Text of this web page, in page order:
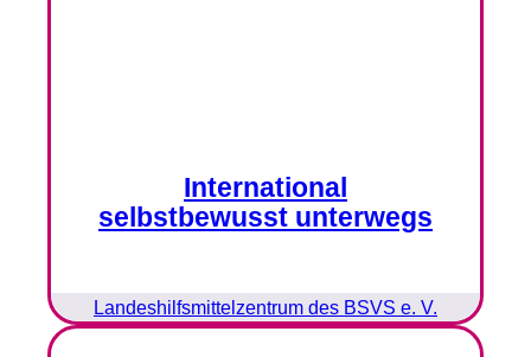
International
selbstbewusst unterwegs
Landeshilfsmittelzentrum des BSVS e. V.